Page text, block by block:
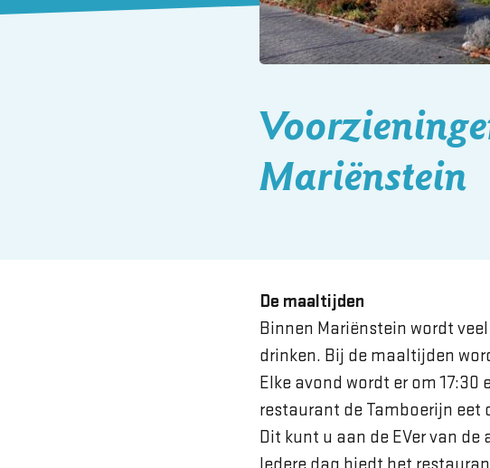
Mariënstein
De maaltijden
Binnen Mariënstein wordt
drinken. Bij de maaltijden
Elke avond wordt er om
restaurant de Tamboerijn
Dit kunt u aan de EVer van